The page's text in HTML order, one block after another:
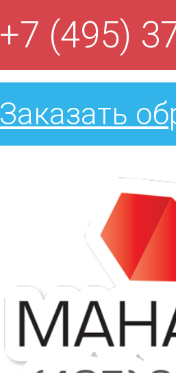
+7 (495)
Заказать